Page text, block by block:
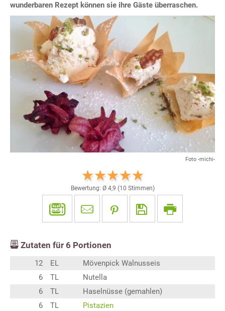
wunderbaren Rezept können sie ihre Gäste überraschen.
Foto -michi-
Bewertung: Ø 4,9 (10 Stimmen)
Zutaten für 6 Portionen
12 EL
Mövenpick Walnusseis
6
TL
Nutella
6
TL
Haselnüsse (gemahlen)
6
TL
Pistazien